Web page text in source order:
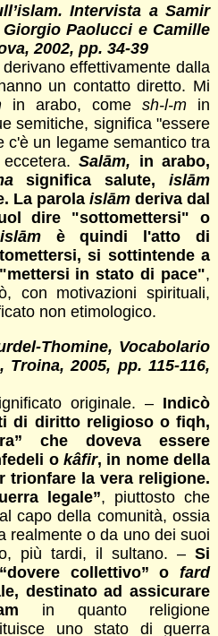
Intervista a Samir
Paolucci e Camille
2002, pp. 34-39
effettivamente dalla
un contatto diretto. Mi
in arabo, comesh-l-m in
semitiche, significa "essere
c'è un legame semantico tra
eccetera.Salām, in arabo,
significa salute,
islām
La parola islām deriva dal
dire "sottomettersi" o
islām
è quindi l'atto di
si sottintende a
in stato di pace",
con motivazioni spirituali,
non etimologico.
Thomine, Vocabolario
2005, pp. 115-116,
originale. – Indicò
di diritto religioso o fiqh,
che doveva essere
o kâfir, in nome della
trionfare la vera religione.
legale”, piuttosto che
capo della comunità, ossia
realmente o da uno dei suoi
o, più tardi, il sultano. –Si
collettivo” o
fard
destinato ad assicurare
in quanto religione
uno stato di guerra